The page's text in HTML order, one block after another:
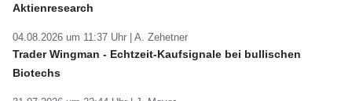
Aktienresearch
04.08.2026 um 11:37 Uhr | A. Zehetner
Trader Wingman - Echtzeit-Kaufsignale bei bullischen
Biotechs